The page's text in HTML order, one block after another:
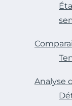
Analyse